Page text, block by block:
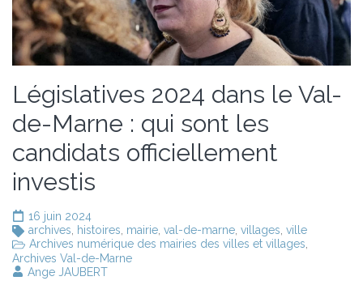
Législatives 2024 dans le Val-
de-Marne : qui sont les
candidats officiellement
investis
16 juin 2024
archives
histoires mairie val-de-marne villages ville
Archives numérique des mairies des villes et villages
Archives Val-de-Marne
Ange JAUBERT